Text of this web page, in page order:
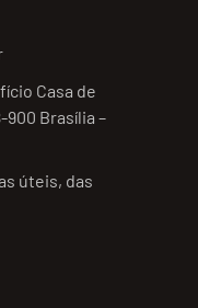
Casa de
900 Brasília –
úteis, das